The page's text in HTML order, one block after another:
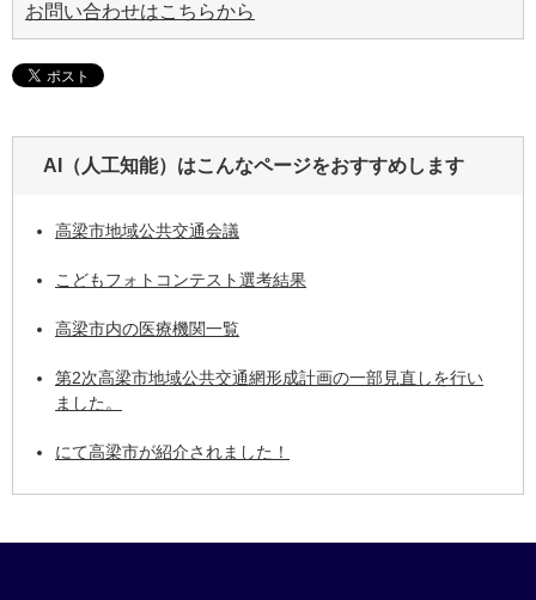
お問い合わせはこちらから
AI（人工知能）はこんなページをおすすめします
高梁市地域公共交通会議
こどもフォトコンテスト選考結果
高梁市内の医療機関一覧
第2次高梁市地域公共交通網形成計画の一部見直しを行い
ました。
にて高梁市が紹介されました！